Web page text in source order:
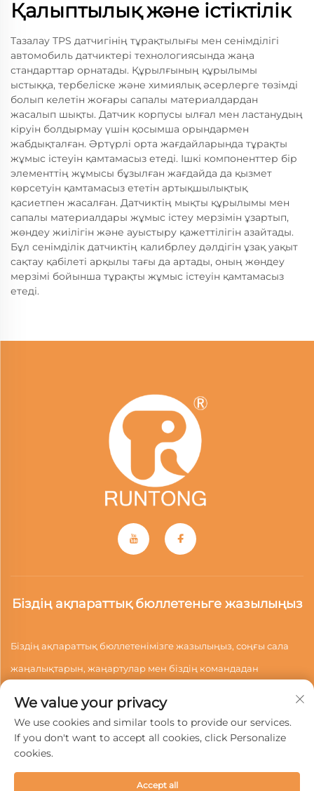
Қалыптылық және істіктілік
Тазалау TPS датчигінің тұрақтылығы мен сенімділігі
автомобиль датчиктері технологиясында жаңа
стандарттар орнатады. Құрылғының құрылымы
ыстыққа, тербеліске және химиялық әсерлерге төзімді
болып келетін жоғары сапалы материалдардан
жасалып шықты. Датчик корпусы ылғал мен ластанудың
кіруін болдырмау үшін қосымша орындармен
жабдықталған. Әртүрлі орта жағдайларында тұрақты
жұмыс істеуін қамтамасыз етеді. Ішкі компоненттер бір
элементтің жұмысы бұзылған жағдайда да қызмет
көрсетуін қамтамасыз ететін артықшылықтық
қасиетпен жасалған. Датчиктің мықты құрылымы мен
сапалы материалдары жұмыс істеу мерзімін ұзартып,
жөндеу жиілігін және ауыстыру қажеттілігін азайтады.
Бұл сенімділік датчиктің калибрлеу дәлдігін ұзақ уақыт
сақтау қабілеті арқылы тағы да артады, оның жөндеу
мерзімі бойынша тұрақты жұмыс істеуін қамтамасыз
етеді.
Біздің ақпараттық бюллетеньге жазылыңыз
Біздің ақпараттық бюллетенімізге жазылыңыз, соңғы сала
жаңалықтарын, жаңартулар мен біздің командадан
Жазылу
We value your privacy
We use cookies and similar tools to provide our services.
If you don't want to accept all cookies, click Personalize
cookies.
Accept all